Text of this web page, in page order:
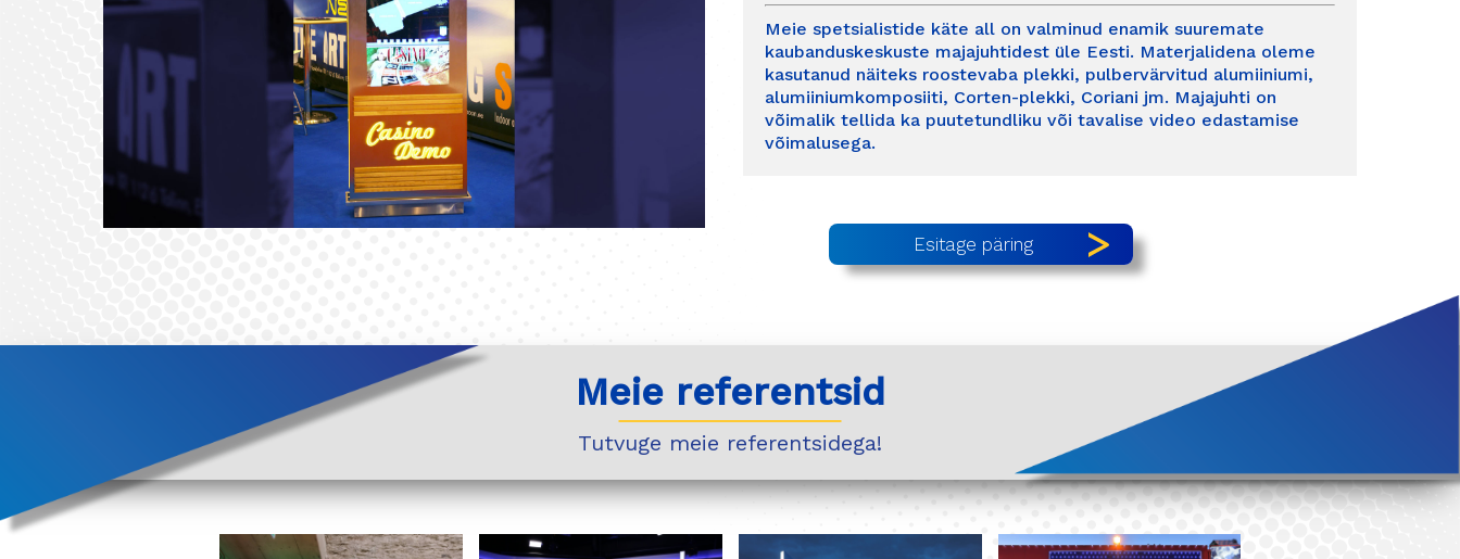
Meie spetsialistide käte all on valminud enamik suuremate
kaubanduskeskuste majajuhtidest üle Eesti. Materjalidena oleme
kasutanud näiteks roostevaba plekki, pulbervärvitud alumiiniumi,
alumiiniumkomposiiti, Corten-plekki, Coriani jm. Majajuhti on
võimalik tellida ka puutetundliku või tavalise video edastamise
võimalusega.
Esitage päring
Meie referentsid
Tutvuge meie referentsidega!